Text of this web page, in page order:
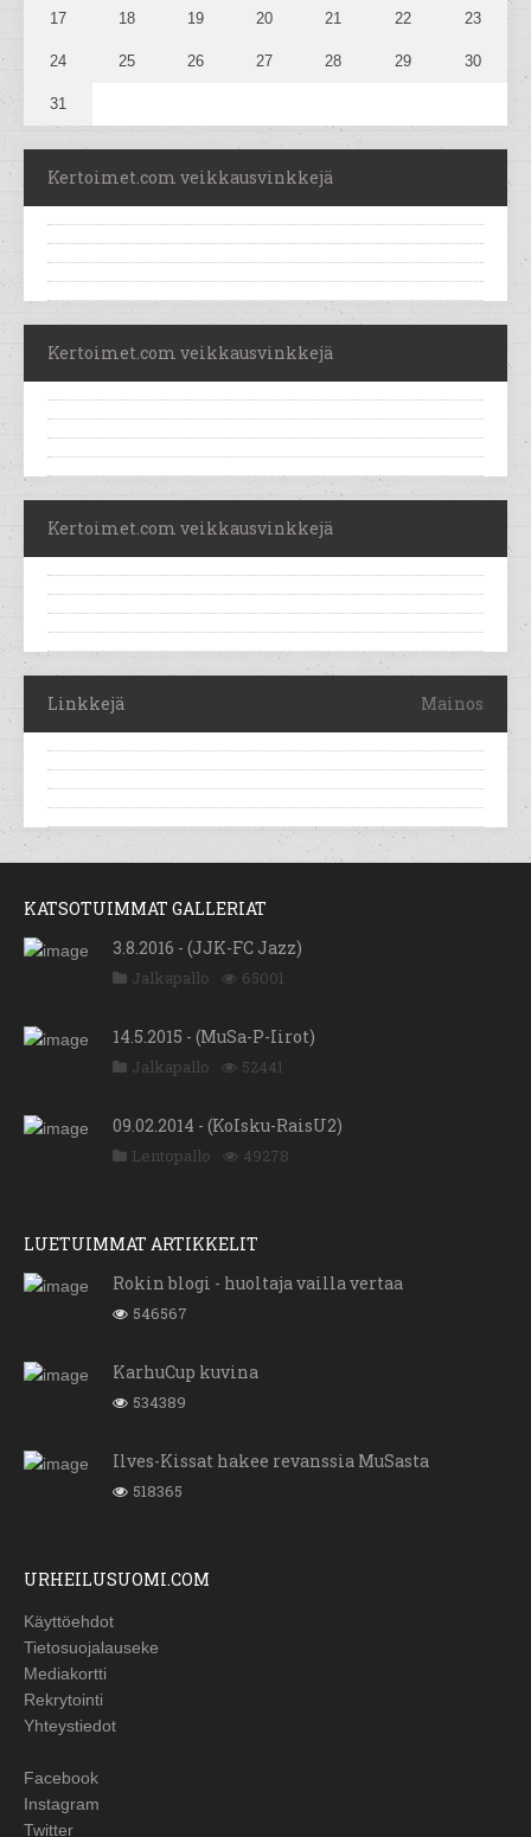
17 18 19 20 21 22 23
24 25 26 27 28 29 30
31
Kertoimet.com veikkausvinkkejä
Kertoimet.com veikkausvinkkejä
Kertoimet.com veikkausvinkkejä
Linkkejä Mainos
KATSOTUIMMAT GALLERIAT
3.8.2016 - (JJK-FC Jazz)
Jalkapallo 65001
14.5.2015 - (MuSa-P-Iirot)
Jalkapallo 52441
09.02.2014 - (KoIsku-RaisU2)
Lentopallo 49278
LUETUIMMAT ARTIKKELIT
Rokin blogi - huoltaja vailla vertaa
546567
KarhuCup kuvina
534389
Ilves-Kissat hakee revanssia MuSasta
518365
URHEILUSUOMI.COM
Käyttöehdot
Tietosuojalauseke
Mediakortti
Rekrytointi
Yhteystiedot
Facebook
Instagram
Twitter